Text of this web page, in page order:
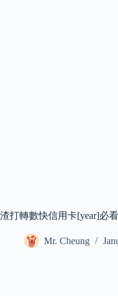
渣打轉數快信用卡[year]必
Mr. Cheung